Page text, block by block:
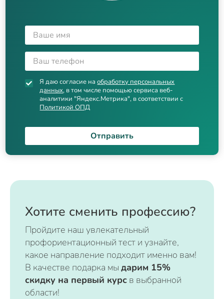
Я даю согласие наобработку персональных
данных, в том числе помощью сервиса веб-
аналитики "Яндекс.Метрика", в соответствии с
Политикой ОПД
Отправить
Хотите сменить профессию?
Пройдите наш увлекательный
профориентационный тест и узнайте,
какое направление подходит именно вам!
В качестве подарка мы дарим 15%
скидку на первый курс в выбранной
области!